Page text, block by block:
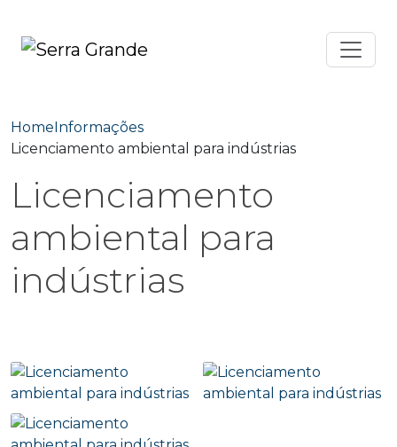
HomeInformações
Licenciamento ambiental para indústrias
Licenciamento
ambiental para
indústrias